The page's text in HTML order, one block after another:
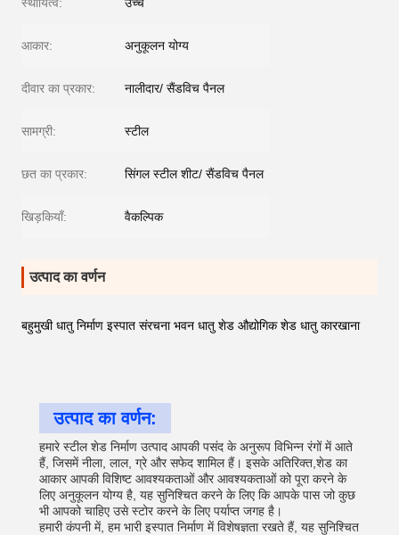
आकार: अनुकूलन योग्य
दीवार का प्रकार: नालीदार/ सैंडविच पैनल
सामग्री: स्टील
छत का प्रकार: सिंगल स्टील शीट/ सैंडविच पैनल
खिड़कियाँ: वैकल्पिक
उत्पाद का वर्णन
बहुमुखी धातु निर्माण इस्पात संरचना भवन धातु शेड औद्योगिक शेड धातु कारखाना
उत्पाद का वर्णन:
हमारे स्टील शेड निर्माण उत्पाद आपकी पसंद के अनुरूप विभिन्न रंगों में आते
हैं, जिसमें नीला, लाल, ग्रे और सफेद शामिल हैं। इसके अतिरिक्त,शेड का
आकार आपकी विशिष्ट आवश्यकताओं और आवश्यकताओं को पूरा करने के
लिए अनुकूलन योग्य है, यह सुनिश्चित करने के लिए कि आपके पास जो कुछ
भी आपको चाहिए उसे स्टोर करने के लिए पर्याप्त जगह है।
हमारी कंपनी में, हम भारी इस्पात निर्माण में विशेषज्ञता रखते हैं, यह सुनिश्चित